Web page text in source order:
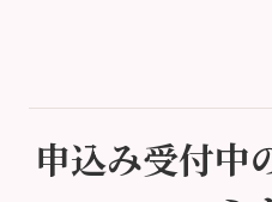
申込み受付中